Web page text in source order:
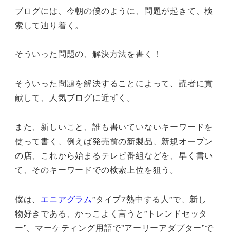
ブログには、今朝の僕のように、問題が起きて、検
索して辿り着く。
そういった問題の、解決方法を書く！
そういった問題を解決することによって、読者に貢
献して、人気ブログに近ずく。
また、新しいこと、誰も書いていないキーワードを
使って書く、例えば発売前の新製品、新規オープン
の店、これから始まるテレビ番組などを、早く書い
て、そのキーワードでの検索上位を狙う。
僕は、 エニアグラム”タイプ7熱中する人”で、新し
物好きである、かっこよく言うと”トレンドセッタ
ー”、マーケティング用語で”アーリーアダプター”で